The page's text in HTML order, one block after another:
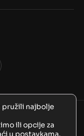
pružili najbolje
ili opcije za
u postavkama.